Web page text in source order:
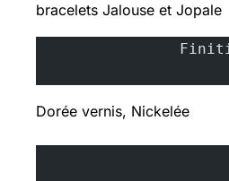
bracelets Jalouse et Jopale
Dorée vernis, Nickelée